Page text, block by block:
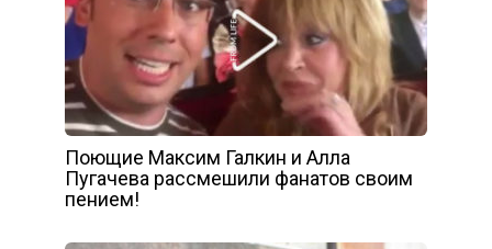
Поющие Максим Галкин и Алла
Пугачева рассмешили фанатов своим
пением!